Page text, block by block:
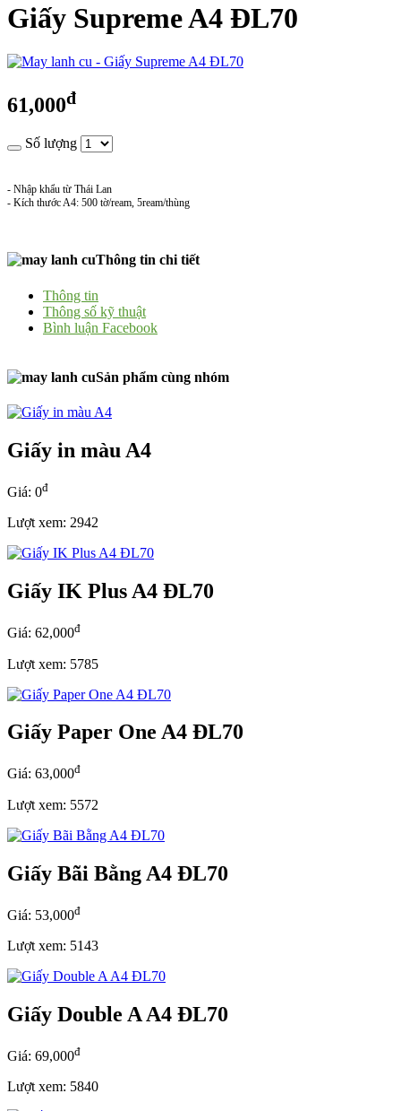
Giấy Supreme A4 ĐL70
61,000đ
Số lượng
- Nhập khẩu từ Thái Lan
- Kích thước A4: 500 tờ/ream, 5ream/thùng
Thông tin chi tiết
Thông tin
Thông số kỹ thuật
Bình luận Facebook
Sản phẩm cùng nhóm
Giấy in màu A4
Giá: 0đ
Lượt xem: 2942
Giấy IK Plus A4 ĐL70
Giá: 62,000đ
Lượt xem: 5785
Giấy Paper One A4 ĐL70
Giá: 63,000đ
Lượt xem: 5572
Giấy Bãi Bằng A4 ĐL70
Giá: 53,000đ
Lượt xem: 5143
Giấy Double A A4 ĐL70
Giá: 69,000đ
Lượt xem: 5840